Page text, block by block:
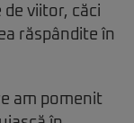
de viitor, căci
răspândite în
am pomenit